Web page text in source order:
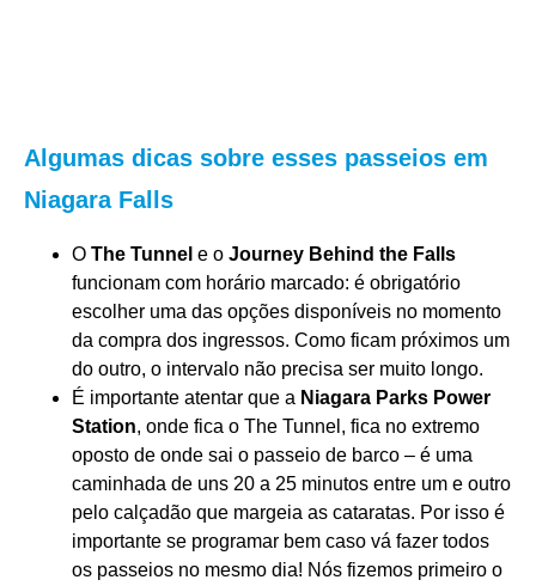
Algumas dicas sobre esses passeios em
Niagara Falls
O The Tunnel e o Journey Behind the Falls
funcionam com horário marcado: é obrigatório
escolher uma das opções disponíveis no momento
da compra dos ingressos. Como ficam próximos um
do outro, o intervalo não precisa ser muito longo.
É importante atentar que a Niagara Parks Power
Station, onde fica o The Tunnel, fica no extremo
oposto de onde sai o passeio de barco – é uma
caminhada de uns 20 a 25 minutos entre um e outro
pelo calçadão que margeia as cataratas. Por isso é
importante se programar bem caso vá fazer todos
os passeios no mesmo dia! Nós fizemos primeiro o